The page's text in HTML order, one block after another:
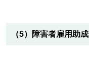
（5）障害者雇用助